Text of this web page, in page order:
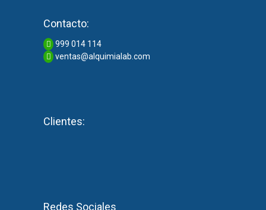
Contacto:
999 014 114
ventas@alquimialab.com
Clientes:
Redes Sociales